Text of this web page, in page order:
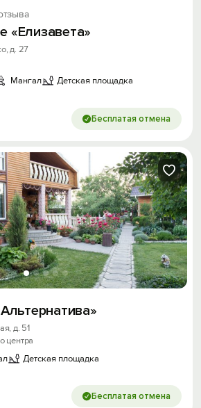
«Елизавета»
д. 27
Мангал Детская площадка
Бесплатая отмена
д. 51
центра
Детская площадка
Бесплатая отмена